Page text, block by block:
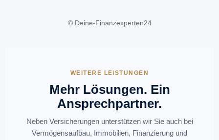
© Deine-Finanzexperten24
WEITERE LEISTUNGEN
Mehr Lösungen. Ein
Ansprechpartner.
Neben Versicherungen unterstützen wir Sie auch bei
Vermögensaufbau, Immobilien, Finanzierung und